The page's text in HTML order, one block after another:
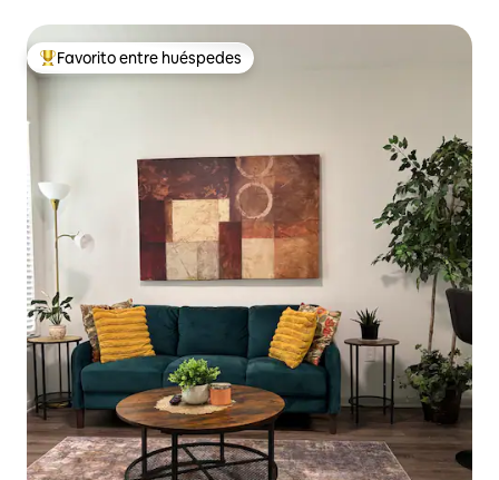
Favorito entre los huéspedes más destacados
Favorito entre huéspedes